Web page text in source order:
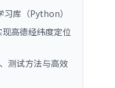
库（Python）
高德经纬度定位
测试方法与高效